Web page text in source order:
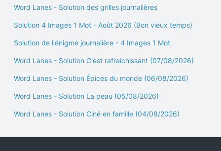
Word Lanes - Solution des grilles journalières
Solution 4 Images 1 Mot - Août 2026 (Bon vieux temps)
Solution de l'énigme journalière - 4 Images 1 Mot
Word Lanes - Solution C'est rafraîchissant (07/08/2026)
Word Lanes - Solution Épices du monde (06/08/2026)
Word Lanes - Solution La peau (05/08/2026)
Word Lanes - Solution Ciné en famille (04/08/2026)